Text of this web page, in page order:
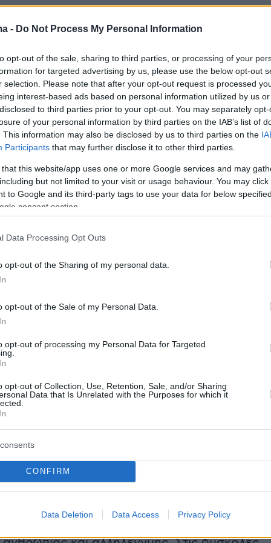
- Do Not Process My Personal Information
opt-out of the sale, sharing to third parties, or processing of your
for targeted advertising by us, please use the below opt-out
selection. Please note that after your opt-out request is processed
interest-based ads based on personal information utilized by us
to third parties prior to your opt-out. You may separately
of your personal information by third parties on the IAB’s list of
This information may also be disclosed by us to third parties on the
Participants that may further disclose it to other third parties.
that this website/app uses one or more Google services and may
but not limited to your visit or usage behaviour. You may
to Google and its third-party tags to use your data for below
consent section.
Data Processing Opt Outs
opt-out of the Sharing of my personal data.
opt-out of the Sale of my Personal Data.
opt-out of processing my Personal Data for Targeted
opt-out of Collection, Use, Retention, Sale, and/or Sharing
Data that Is Unrelated with the Purposes for which it
CONFIRM
Data Deletion Data Access Privacy Policy
αφιλοκερδώς ώστε να οδηγήσουμε
στα ψυγεία. Κάποιοι ήταν για δύο, για τρία
οι παλαιότερες σοροί βρισκόταν στους
για περίπου πέντε με έξι χρόνια»,
ΑΠΕ-ΜΠΕ ο πρόεδρος του Σωματείου
Γραφείων Κηδειών και Ταριχευτών
Νέστωρας Νικολόπουλος.
κατά το παρελθόν οι συνάδελφοί του
για την ταφή μεμονωμένων σορών,
η πρώτη φορά για μία τέτοια μαζική
«Είναι κρίμα να μένουν σοροί για μεγάλο
το πράττουν για περιπτώσεις που
δύσκολες και για σορούς που μένουν
πρόσθεσε ο κ. Νικολόπουλος.
η Γ’ Διεύθυνση Ιατροδικαστικής Υπηρεσίας -
απέστειλε ευχαριστήρια επιστολή προς το
Γραφείων Κηδειών και Ταριχευτών
στην οποία τα εξής: «Με την παρούσα
να σας εκφράσουμε τις θερμές και
ευχαριστίες μας για την ανιδιοτελή προσφορά
βοήθειά σας αναφορικά με την ταφή
αζήτητων σορών, οι οποίες φυλάσσονταν
θαλάμους της Υπηρεσίας μας. Η
χειρονομία να αναλάβετε εξ ολοκλήρου την
και διαδικασία ενταφιασμού